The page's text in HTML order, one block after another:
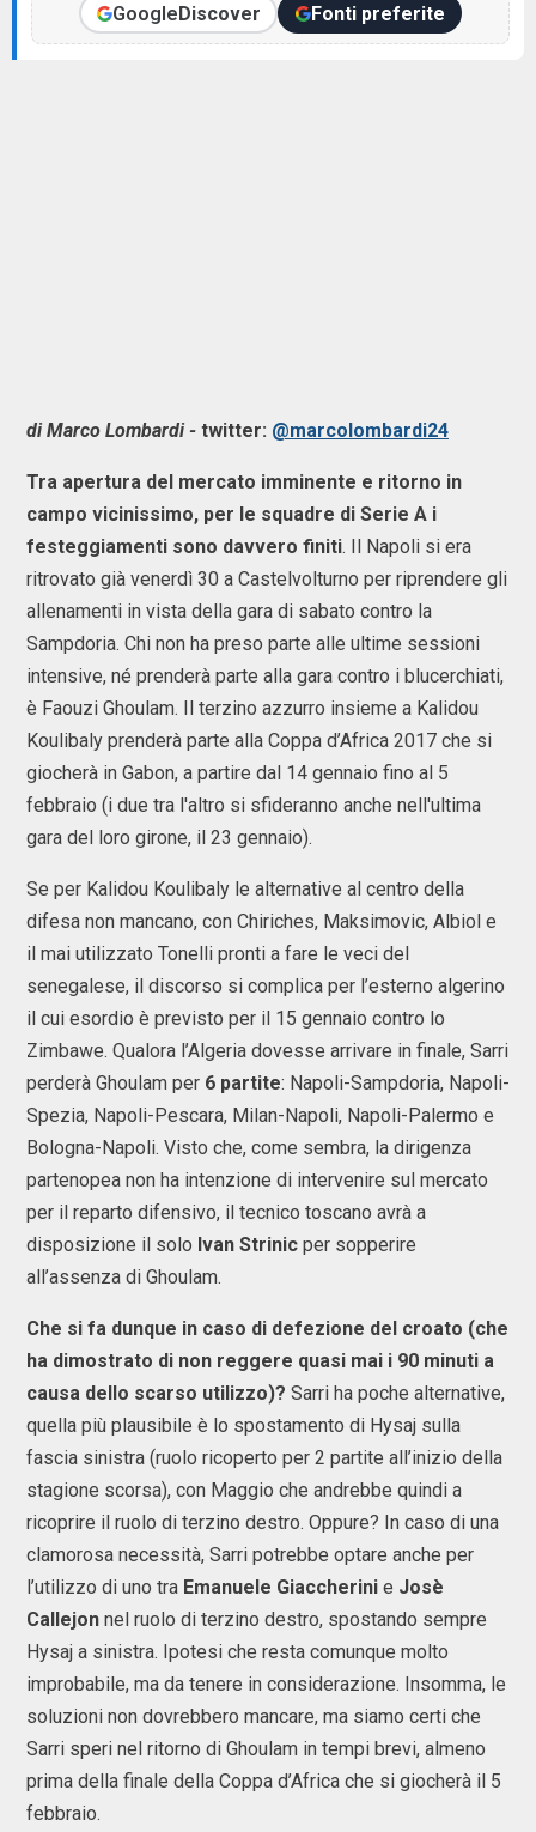
GoogleDiscover Fonti preferite
di Marco Lombardi - twitter: @marcolombardi24
Tra apertura del mercato imminente e ritorno in
campo vicinissimo, per le squadre di Serie A i
festeggiamenti sono davvero finiti. Il Napoli si era
ritrovato già venerdì 30 a Castelvolturno per riprendere gli
allenamenti in vista della gara di sabato contro la
Sampdoria. Chi non ha preso parte alle ultime sessioni
intensive, né prenderà parte alla gara contro i blucerchiati,
è Faouzi Ghoulam. Il terzino azzurro insieme a Kalidou
Koulibaly prenderà parte alla Coppa d’Africa 2017 che si
giocherà in Gabon, a partire dal 14 gennaio fino al 5
febbraio (i due tra l'altro si sfideranno anche nell'ultima
gara del loro girone, il 23 gennaio).
Se per Kalidou Koulibaly le alternative al centro della
difesa non mancano, con Chiriches, Maksimovic, Albiol e
il mai utilizzato Tonelli pronti a fare le veci del
senegalese, il discorso si complica per l’esterno algerino
il cui esordio è previsto per il 15 gennaio contro lo
Zimbawe. Qualora l’Algeria dovesse arrivare in finale, Sarri
perderà Ghoulam per 6 partite: Napoli-Sampdoria, Napoli-
Spezia, Napoli-Pescara, Milan-Napoli, Napoli-Palermo e
Bologna-Napoli. Visto che, come sembra, la dirigenza
partenopea non ha intenzione di intervenire sul mercato
per il reparto difensivo, il tecnico toscano avrà a
disposizione il solo Ivan Strinic per sopperire
all’assenza di Ghoulam.
Che si fa dunque in caso di defezione del croato (che
ha dimostrato di non reggere quasi mai i 90 minuti a
causa dello scarso utilizzo)? Sarri ha poche alternative,
quella più plausibile è lo spostamento di Hysaj sulla
fascia sinistra (ruolo ricoperto per 2 partite all’inizio della
stagione scorsa), con Maggio che andrebbe quindi a
ricoprire il ruolo di terzino destro. Oppure? In caso di una
clamorosa necessità, Sarri potrebbe optare anche per
l’utilizzo di uno tra Emanuele Giaccherini e Josè
Callejon nel ruolo di terzino destro, spostando sempre
Hysaj a sinistra. Ipotesi che resta comunque molto
improbabile, ma da tenere in considerazione. Insomma, le
soluzioni non dovrebbero mancare, ma siamo certi che
Sarri speri nel ritorno di Ghoulam in tempi brevi, almeno
prima della finale della Coppa d’Africa che si giocherà il 5
febbraio.